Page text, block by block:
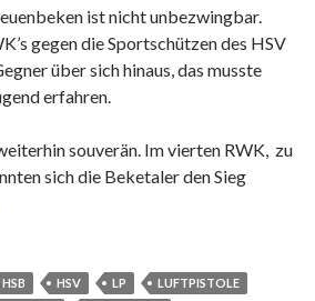
ist nicht unbezwingbar.
gegen die Sportschützen des HSV
über sich hinaus, das musste
erfahren.
souverän. Im vierten RWK, zu
sich die Beketaler den Sieg
HSB HSV LP
LUFTPISTOLE